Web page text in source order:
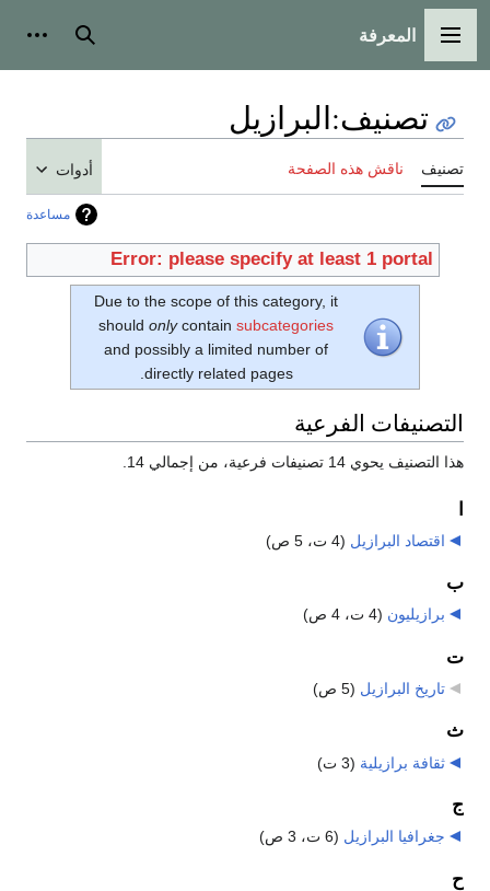
القائمة الرئيسية
المعرفة بحث
تصنيف:البرازيل
تصنيف ناقش هذه الصفحة أدوات
مساعدة
Error: please specify at least 1 portal
Due to the scope of this category, it
should onlycontain subcategories
and possibly a limited number of
directly related pages.
التصنيفات الفرعية
هذا التصنيف يحوي 14 تصنيفات فرعية، من إجمالي 14.
اقتصاد البرازيل (4 ت، 5 ص)
ب
برازيليون (4 ت، 4 ص)
ت
تاريخ البرازيل (5 ص)
ث
ثقافة برازيلية (3 ت)
ج
جغرافيا البرازيل (6 ت، 3 ص)
ح